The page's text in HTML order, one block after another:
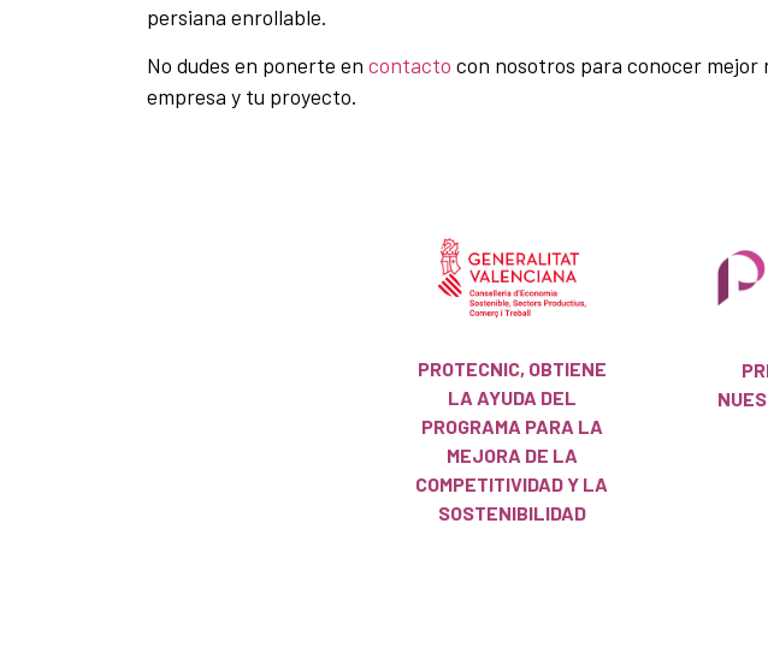
persiana enrollable.
No dudes en ponerte en contacto con nosotros para conocer mejor
empresa y tu proyecto.
PROTECNIC, OBTIENE
LA AYUDA DEL
PROGRAMA PARA LA
MEJORA DE LA
COMPETITIVIDAD Y LA
SOSTENIBILIDAD